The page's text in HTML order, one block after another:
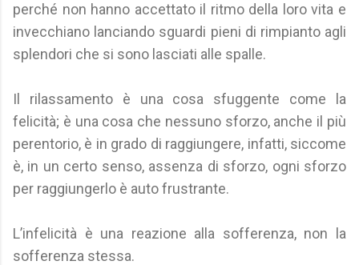
perché non hanno accettato il ritmo della loro vita e
invecchiano lanciando sguardi pieni di rimpianto agli
splendori che si sono lasciati alle spalle.
Il rilassamento è una cosa sfuggente come la
felicità; è una cosa che nessuno sforzo, anche il più
perentorio, è in grado di raggiungere, infatti, siccome
è, in un certo senso, assenza di sforzo, ogni sforzo
per raggiungerlo è auto frustrante.
L’infelicità è una reazione alla sofferenza, non la
sofferenza stessa.